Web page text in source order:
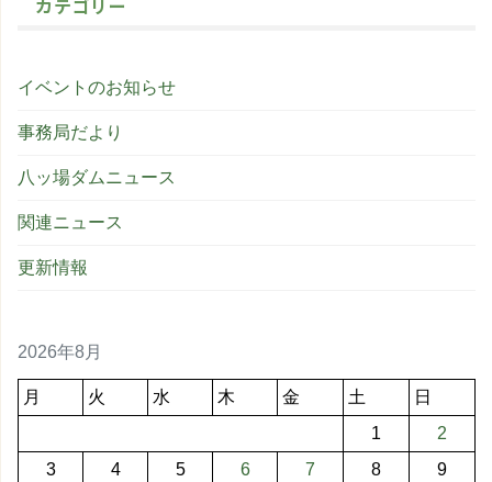
イベントのお知らせ
事務局だより
八ッ場ダムニュース
関連ニュース
更新情報
2026年8月
月 火 水 木 金 土
日
1
2
3
4 5 6 7 8
9